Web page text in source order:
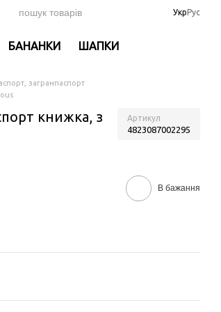
УкрРус
БАНАНКИ ШАПКИ
загранпаспорт
книжка, з
Артикул
4823087002295
В бажання